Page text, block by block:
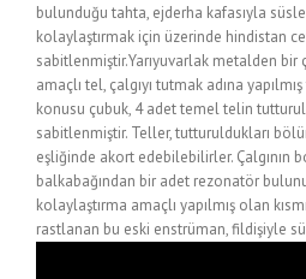
bulunduğu tahta, ejderha kafasıyla
kolaylaştırmak için üzerinde hindistan
sabitlenmiştir.Yarıyuvarlak metalden bir
amaçlı tel, çalgıyı tutmak adına
konusu çubuk, 4 adet temel telin
sabitlenmiştir. Teller, tutturuldukları
eşliğinde akort edebilebilirler. Çalgının
balkabağından bir adet rezonatör
kolaylaştırma amaçlı yapılmış olan
rastlanan bu eski enstrüman, fildişiyle